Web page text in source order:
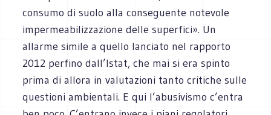
consumo di suolo alla conseguente notevole
impermeabilizzazione delle superfici». Un
allarme simile a quello lanciato nel rapporto
2012 perfino dall’Istat, che mai si era spinto
prima di allora in valutazioni tanto critiche sulle
questioni ambientali. E qui l’abusivismo c’entra